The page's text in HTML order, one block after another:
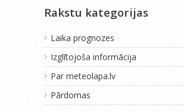
Rakstu kategorijas
Laika prognozes
Izglītojoša informācija
Par meteolapa.lv
Pārdomas